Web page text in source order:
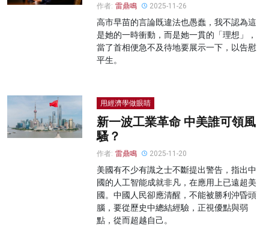
作者: 雷鼎鳴 2025-11-26
高市早苗的言論既違法也愚蠢，我不認為這
是她的一時衝動，而是她一貫的「理想」，
當了首相便急不及待地要展示一下，以告慰
平生。
用經濟學做眼睛
新一波工業革命 中美誰可領風
騷？
作者: 雷鼎鳴 2025-11-20
美國有不少有識之士不斷提出警告，指出中
國的人工智能成就非凡，在應用上已遠超美
國。中國人民卻應清醒，不能被勝利沖昏頭
腦，要從歷史中總結經驗，正視優點與弱
點，從而超越自己。